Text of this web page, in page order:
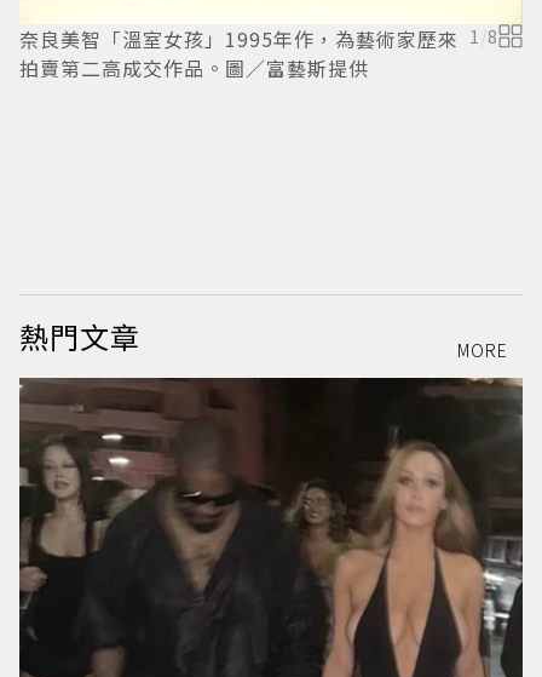
奈良美智「溫室女孩」1995年作，為藝術家歷來
拍賣第二高成交作品。圖／富藝斯提供
1 /8
熱門文章 MORE